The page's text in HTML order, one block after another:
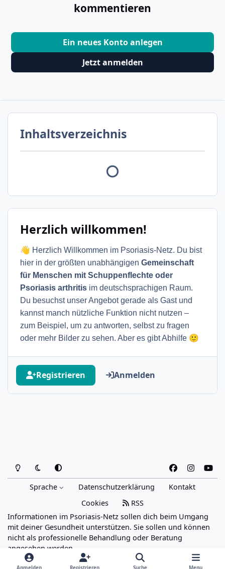
kommentieren
Ein neues Konto anlegen
Jetzt anmelden
Inhaltsverzeichnis
Herzlich willkommen!
👋 Herzlich Willkommen im Psoriasis-Netz. Du bist
hier in der größten unabhängigen Gemeinschaft
für Menschen mit Schuppenflechte oder
Psoriasis arthritis im deutschsprachigen Raum.
Du besuchst unser Angebot gerade als Gast und
kannst manch nützliche Funktion nicht nutzen –
zum Beispiel, um zu antworten, selbst zu fragen
oder mehr Bilder zu sehen. Aber es gibt Abhilfe 🙂
Registrieren Anmelden
Heller ModusDunkler Modus
Systemeinstellung
a
b
o
o
n
s
a
g
o
u
b
Sprache Datenschutzerklärung
Kontakt
Cookies
RSS
Informationen im Psoriasis-Netz sollen dich beim Umgang
mit deiner Gesundheit unterstützen. Sie sollen und können
nicht als professionelle Behandlung oder Beratung
angesehen werden.
Powered by
Invision Community
Anmelden Registrieren Suche Menu